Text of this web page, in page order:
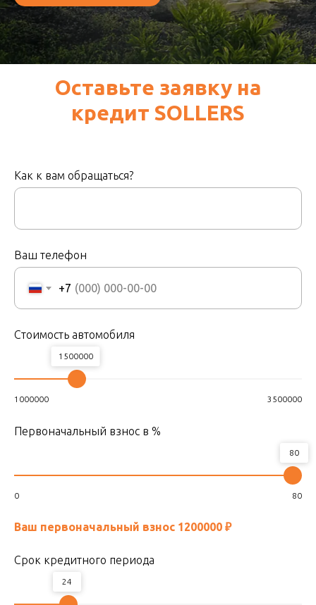
Оставьте заявку на
кредит SOLLERS
Как к вам обращаться?
Ваш телефон
+7
Стоимость автомобиля
1500000
1000000 3500000
Первоначальный взнос в %
80
0 80
Ваш первоначальный взнос 1200000 ₽
Срок кредитного периода
24